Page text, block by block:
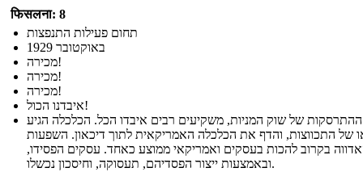
फिसलना: 8
תחום פעילות התנפצות
באוקטובר 1929
מכירה!
מכירה!
מכירה!
איבדנו הכול!
של שוק המניות, משקיעים רבים איבדו הכל. הכלכלה הגיע
של התכווצות, והדף את הכלכלה האמריקאית לתוך דיכאון. השפעות
בקרוב להכות בעסקים ואמריקאי ממוצע כאחד. עסקים הפסידו,
ובאמצעות ייצור הפסדיהם, תעסוקה, וחיסכון נכשלו.